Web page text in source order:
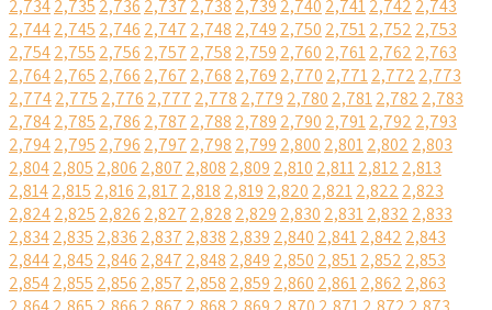
2,7342,735 2,736 2,737 2,738 2,739 2,740 2,7412,742 2,743
2,7442,745 2,746 2,747 2,748 2,749 2,750 2,7512,752 2,753
2,7542,755 2,756 2,757 2,758 2,759 2,760 2,7612,762 2,763
2,7642,765 2,766 2,767 2,768 2,769 2,770 2,7712,772 2,773
2,7742,775 2,776 2,777 2,778 2,779 2,780 2,7812,782 2,783
2,7842,785 2,786 2,787 2,788 2,789 2,790 2,7912,792 2,793
2,7942,795 2,796 2,797 2,798 2,799 2,800 2,8012,802 2,803
2,8042,805 2,806 2,807 2,808 2,809 2,810 2,8112,812 2,813
2,8142,815 2,816 2,817 2,818 2,819 2,820 2,8212,822 2,823
2,8242,825 2,826 2,827 2,828 2,829 2,830 2,8312,832 2,833
2,8342,835 2,836 2,837 2,838 2,839 2,840 2,8412,842 2,843
2,8442,845 2,846 2,847 2,848 2,849 2,850 2,8512,852 2,853
2,8542,855 2,856 2,857 2,858 2,859 2,860 2,8612,862 2,863